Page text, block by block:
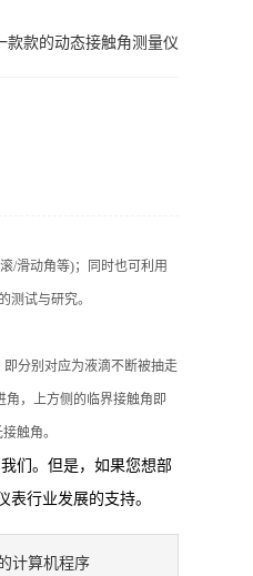
款款的动态接触角测量仪
/滑动角等)；同时也可利用
试与研究。
分别对应为液滴不断被抽走
角，上方侧的临界接触角即
触角。
们。但是，如果您想部
行业发展的支持。
计算机程序